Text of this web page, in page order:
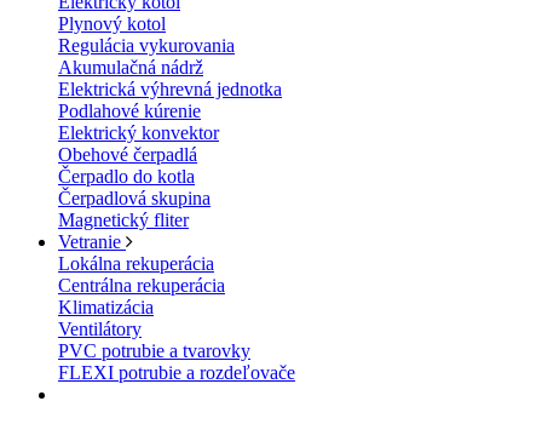
Plynový kotol
Regulácia vykurovania
Akumulačná nádrž
Elektrická výhrevná jednotka
Podlahové kúrenie
Elektrický konvektor
Obehové čerpadlá
Čerpadlo do kotla
Čerpadlová skupina
Magnetický fliter
Vetranie
Lokálna rekuperácia
Centrálna rekuperácia
Klimatizácia
Ventilátory
PVC potrubie a tvarovky
FLEXI potrubie a rozdeľovače